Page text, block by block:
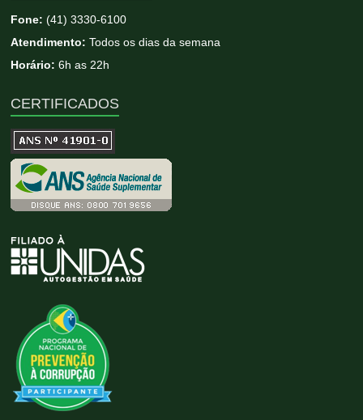
Fone:(41) 3330-6100
Atendimento: Todos os dias da semana
Horário: 6h as 22h
CERTIFICADOS